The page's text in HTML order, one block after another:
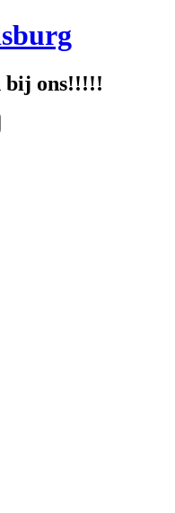
bij ons!!!!!